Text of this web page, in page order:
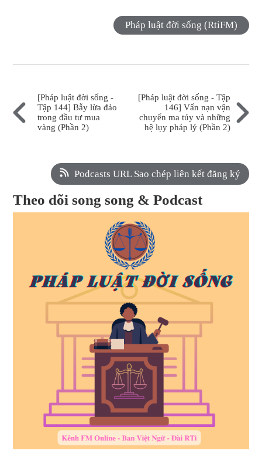
Pháp luật đời sống (RtiFM)
[Pháp luật đời sống -
Tập 144] Bẫy lừa đảo
trong đầu tư mua
vàng (Phần 2)
[Pháp luật đời sống - Tập
146] Vấn nạn vận
chuyển ma túy và những
hệ lụy pháp lý (Phần 2)
Podcasts URL Sao chép liên kết đăng ký
Theo dõi song song & Podcast